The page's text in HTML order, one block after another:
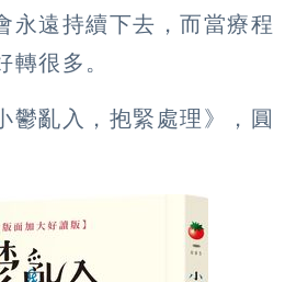
永遠持續下去，而當療程
轉很多。
鬱亂入，抱緊處理》，圓